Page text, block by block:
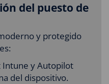
del puesto de
y protegido
y Autopilot
del dispositivo.